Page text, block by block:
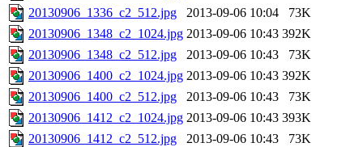
20130906_1336_c2_512.jpg
2013-09-06 10:04
73K
20130906_1348_c2_1024.jpg 2013-09-06 10:43 392K
20130906_1348_c2_512.jpg
2013-09-06 10:43
73K
20130906_1400_c2_1024.jpg 2013-09-06 10:43 392K
20130906_1400_c2_512.jpg
2013-09-06 10:43
73K
20130906_1412_c2_1024.jpg 2013-09-06 10:43 393K
20130906_1412_c2_512.jpg
2013-09-06 10:43
73K